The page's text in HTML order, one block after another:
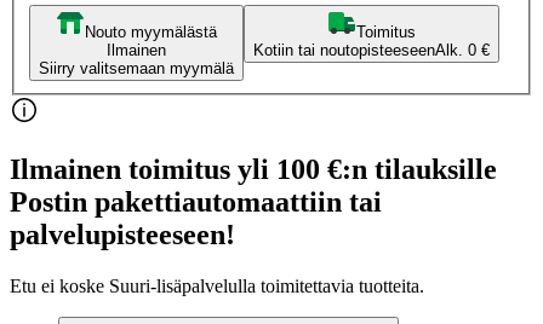
Nouto myymälästä
Ilmainen
Siirry valitsemaan myymälä
Toimitus
Kotiin tai noutopisteeseenAlk. 0 €
Ilmainen toimitus yli 100 €:n tilauksille
Postin pakettiautomaattiin tai
palvelupisteeseen!
Etu ei koske Suuri‑lisäpalvelulla toimitettavia tuotteita.